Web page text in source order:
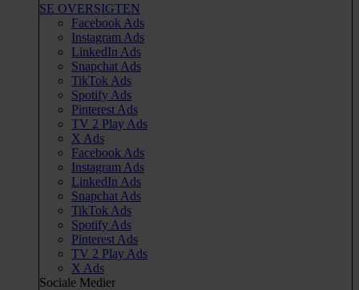
SE OVERSIGTEN
Facebook Ads
Instagram Ads
LinkedIn Ads
Snapchat Ads
TikTok Ads
Spotify Ads
Pinterest Ads
TV 2 Play Ads
X Ads
Facebook Ads
Instagram Ads
LinkedIn Ads
Snapchat Ads
TikTok Ads
Spotify Ads
Pinterest Ads
TV 2 Play Ads
X Ads
Sociale Medier